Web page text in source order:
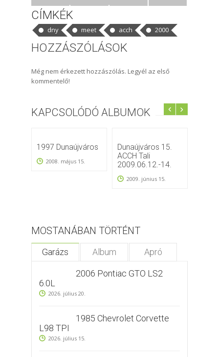
CÍMKÉK
dny meet acch 2000
HOZZÁSZÓLÁSOK
Még nem érkezett hozzászólás. Legyél az első
kommentelő!
KAPCSOLÓDÓ ALBUMOK
1997 Dunaújváros
2008. május 15.
Dunaújváros 15.
ACCH Tali
2009.06.12.-14.
2009. június 15.
MOSTANÁBAN TÖRTÉNT
Garázs Album Apró
2006 Pontiac GTO LS2
6.0L
2026. július 20.
1985 Chevrolet Corvette
L98 TPI
2026. július 15.